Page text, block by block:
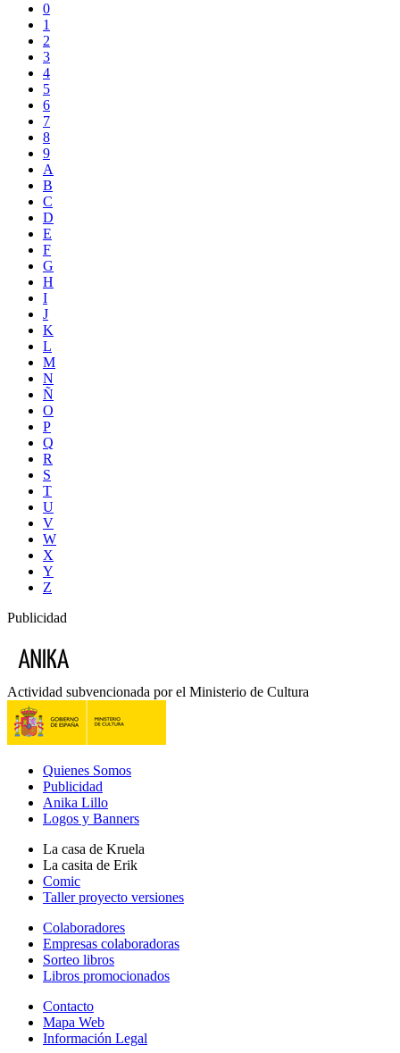
0
1
2
3
4
5
6
7
8
9
A
B
C
D
E
F
G
H
I
J
K
L
M
N
Ñ
O
P
Q
R
S
T
U
V
W
X
Y
Z
Publicidad
Actividad subvencionada por el Ministerio de Cultura
Quienes Somos
Publicidad
Anika Lillo
Logos y Banners
La casa de Kruela
La casita de Erik
Comic
Taller proyecto versiones
Colaboradores
Empresas colaboradoras
Sorteo libros
Libros promocionados
Contacto
Mapa Web
Información Legal